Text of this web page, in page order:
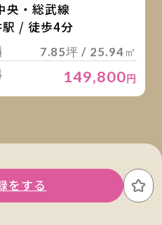
央・総武線
駅 / 徒歩4分
7.85坪 / 25.94㎡
149,800円
をする お
関西版トップ